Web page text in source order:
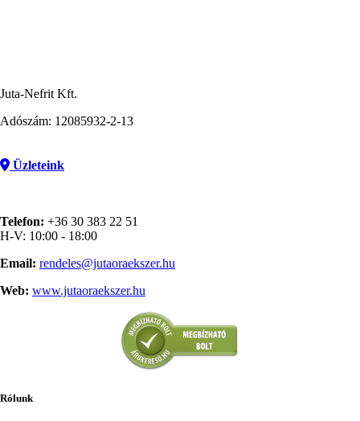
Juta-Nefrit Kft.
Adószám: 12085932-2-13
Üzleteink
Telefon: +36 30 383 22 51
H-V: 10:00 - 18:00
Email: rendeles@jutaoraekszer.hu
Web: www.jutaoraekszer.hu
Rólunk